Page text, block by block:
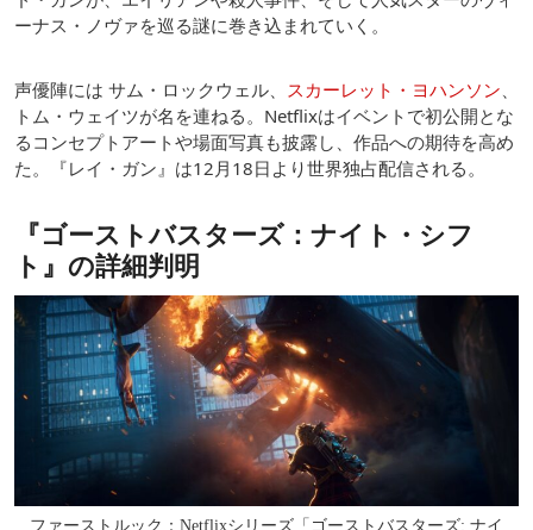
ーナス・ノヴァを巡る謎に巻き込まれていく。
声優陣には サム・ロックウェル、 スカーレット・ヨハンソン
トム・ウェイツが名を連ねる。Netflixはイベントで初公開とな
るコンセプトアートや場面写真も披露し、作品への期待を高め
た。『レイ・ガン』は12月18日より世界独占配信される。
『ゴーストバスターズ：ナイト・シフ
ト』の詳細判明
ファーストルック：Netflixシリーズ「ゴーストバスターズ: ナイ